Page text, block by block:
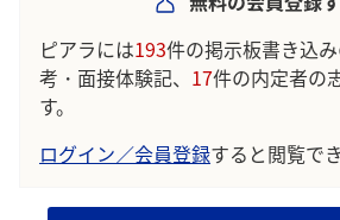
ピアラには193件の掲示板書き込
考・面接体験記、 17件の内定者の
す。
ログイン／会員登録すると閲覧でき